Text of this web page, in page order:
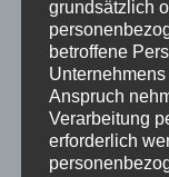
Der
bestätigt. Die
stilistisch
„Fat Mexican“
„Chapters“
der
grundsätzlich
betroffene
Anspruch
Verarbeitung
erforderlich